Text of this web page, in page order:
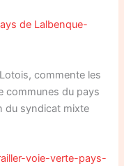
de Lalbenque-
commente les
communes du pays
du syndicat mixte
voie-verte-pays-